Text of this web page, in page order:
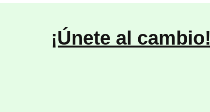
¡Únete al cambio!